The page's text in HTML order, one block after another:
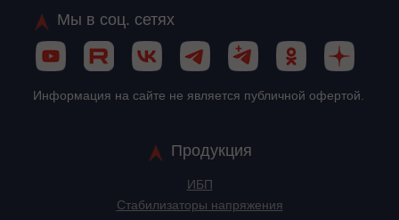
Мы в соц. сетях
Информация на сайте не является публичной офертой.
Продукция
ИБП
Стабилизаторы напряжения